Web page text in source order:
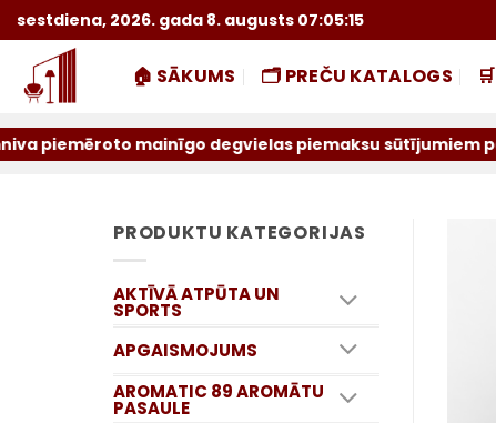
Skip
to
content
sestdiena, 2026. gada 8. augusts 07:05:15
🏠 SĀKUMS 🗂️ PREČU KATALOGS
mainīgo degvielas piemaksu sūtījumiem par
PRODUKTU KATEGORIJAS
AKTĪVĀ ATPŪTA UN
SPORTS
APGAISMOJUMS
AROMATIC 89 AROMĀTU
PASAULE